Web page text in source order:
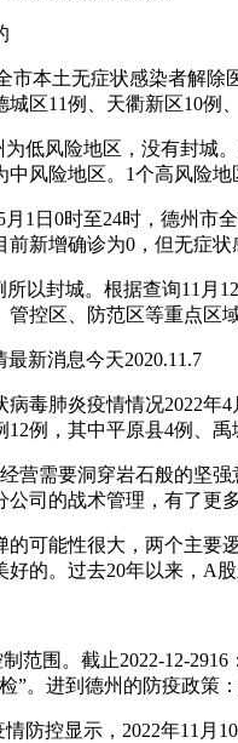
市本土无症状感染者解
区11例、天衢新区10例
为低风险地区，没有封城
风险地区。1个高风险
月1日0时至24时，德州
新增确诊为0，但无症状
所以封城。根据查询11
控区、防范区等重点区
新消息今天2020.11.7
病毒肺炎疫情情况2022
例，其中平原县4例、
需要洞穿岩石般的坚强
司的战术管理，有了更
可能性很大，两个主要
的。过去20年以来，A
范围。截止2022-12-
”。进到德州的防疫政策
防控显示，2022年11